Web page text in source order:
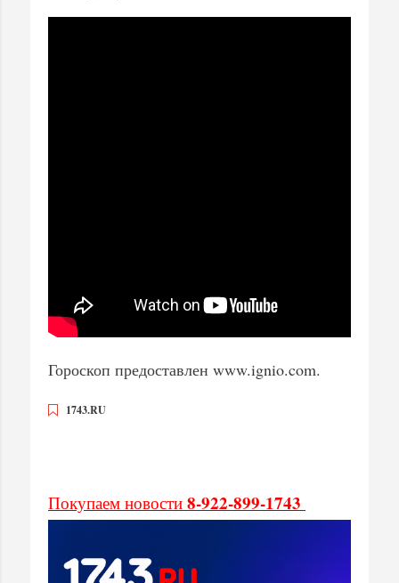
Гороскоп предоставлен www.ignio.com.
1743.RU
Покупаем новости 8-922-899-1743